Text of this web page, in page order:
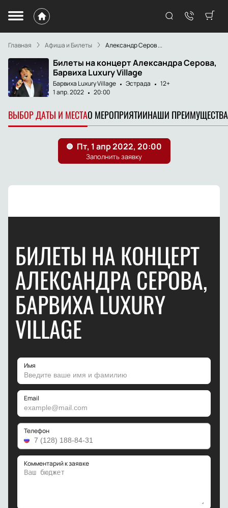
Главная Афиша и Билеты Александр Серов ...
Билеты на концерт Александра Серова,
Барвиха Luxury Village
Барвиха Luxury Village Эстрада
12+
1 апр. 2022
20:00
ВЫБОР ДАТЫ И МЕСТАО МЕРОПРИЯТИИНАШИ ПРЕИМУЩЕСТВА
БИЛЕТЫ НА КОНЦЕРТ
АЛЕКСАНДРА СЕРОВА,
БАРВИХА LUXURY
VILLAGE
Имя
Email
Телефон
Комментарий к заявке